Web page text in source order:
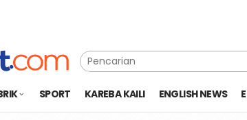
SPORT KAREBA KAILI ENGLISH NEWS